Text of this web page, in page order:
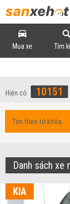
Mua xe Tìm
Hiện có 10151
Danh sách xe
KIA